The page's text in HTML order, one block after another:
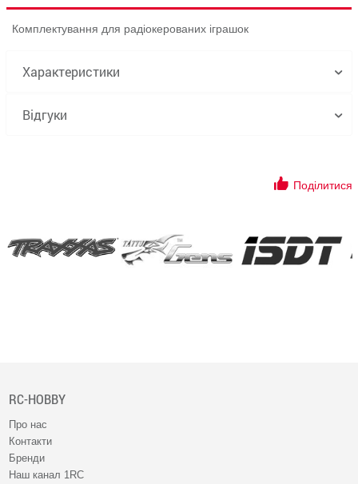
Комплектування для радіокерованих іграшок
Характеристики
Відгуки
Поділитися
RC-HOBBY
Про нас
Контакти
Бренди
Наш канал 1RC